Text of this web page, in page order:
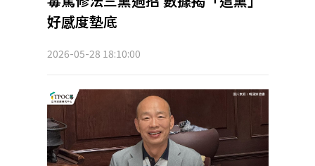
好感度墊底
2026-05-28 18:10:00